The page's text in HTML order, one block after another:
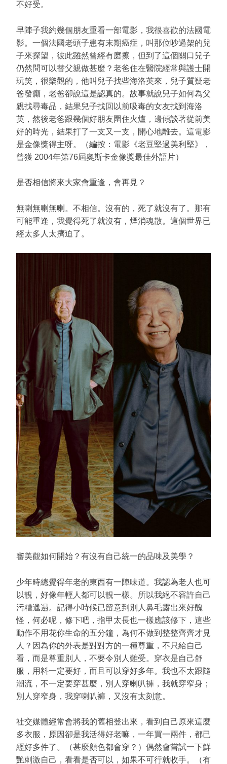
不好受。
早陣子我約幾個朋友重看一部電影，我很喜歡的法國電
影。一個法國老頭子患有末期癌症，叫那位吵過架的兒
子來探望，彼此雖然曾經有磨擦，但到了這個關口兒子
仍然問可以替父親做甚麼？老爸住在醫院經常與護士開
玩笑，很樂觀的，他叫兒子找些海洛英來，兒子質疑老
爸發癲，老爸卻說這是認真的。故事就說兒子如何為父
親找尋毒品，結果兒子找回以前吸毒的女友找到海洛
英，然後老爸跟幾個好朋友圍住火爐，邊傾談著從前美
好的時光，結果打了一支又一支，開心地離去。這電影
是金像獎得主呀。（編按：電影《老豆堅過美利堅》，
曾獲 2004年第76屆奧斯卡金像獎最佳外語片）
是否相信將來大家會重逢，會再見？
無喇無喇無喇。不相信。沒有的，死了就沒有了。那有
可能重逢，我覺得死了就沒有，煙消魂散。這個世界已
經太多人太擠迫了。
審美觀如何開始？有沒有自己統一的品味及美學？
少年時總覺得年老的東西有一陣味道。我認為老人也可
以靚，好像年輕人都可以靚一樣。所以我絕不容許自己
污糟邋遢。記得小時候已留意到別人鼻毛露出來好醜
怪，何必呢，修下吧，指甲太長也一樣應該修下，這些
動作不用花你生命的五分鐘，為何不做到整整齊齊才見
人？因為你的外表是對對方的一種尊重，不只給自己
看，而是尊重別人，不要令別人難受。穿衣是自己舒
服，用料一定要好，而且可以穿好多年。我也不太跟隨
潮流，不一定要穿甚麼，別人穿喇叭褲，我就穿窄身；
別人穿窄身，我穿喇叭褲，又沒有太刻意。
社交媒體經常會將我的舊相登出來，看到自己原來這麼
多衣服，原因卻是我活得好老嘛，一年買一兩件，都已
經好多件了。（甚麼顏色都會穿？）偶然會嘗試一下鮮
艷刺激自己，看看是否可以，如果不可行就收手。（有